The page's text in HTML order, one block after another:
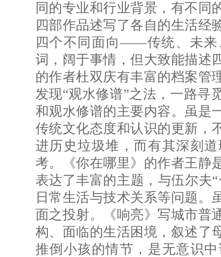
同的专业和行业背景，有不同
四部作品述写了各自的生活经
四个不同面向——传统、未来
词，阔于事情，但大致能描述
的作者杜双庆有丰富的档案管
发现“观水修谱”之法，一路寻
和观水修谱的主要内容。虽是
传统文化态度和认识的更新，
进历史垃圾堆，而有其深刻
考。《你在哪里》的作者王静
表达了丰富的主题，与伍尔夫
日常生活与技术关系等问题。
面之投射。《响亮》写城市普
构、面临的生活困境，叙述了
推倒小孩的情节，是无意识